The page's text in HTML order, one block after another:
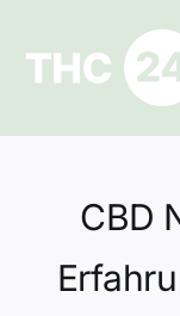
springen
Ratgeber
Hilfe und
Datenschutz
CBD